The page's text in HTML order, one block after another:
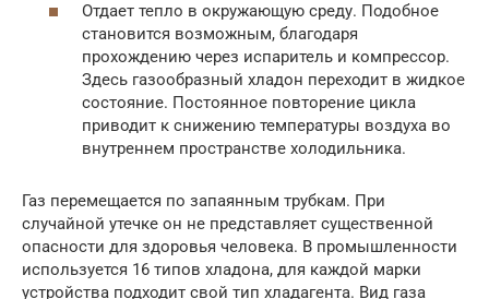
Отдает тепло в окружающую среду. Подобное
становится возможным, благодаря
прохождению через испаритель и компрессор.
Здесь газообразный хладон переходит в жидкое
состояние. Постоянное повторение цикла
приводит к снижению температуры воздуха во
внутреннем пространстве холодильника.
Газ перемещается по запаянным трубкам. При
случайной утечке он не представляет существенной
опасности для здоровья человека. В промышленности
используется 16 типов хладона, для каждой марки
устройства подходит свой тип хладагента. Вид газа